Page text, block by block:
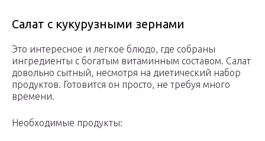
Салат с кукурузными зернами
Это интересное и легкое блюдо, где собраны
ингредиенты с богатым витаминным составом. Салат
довольно сытный, несмотря на диетический набор
продуктов. Готовится он просто, не требуя много
времени.
Необходимые продукты: